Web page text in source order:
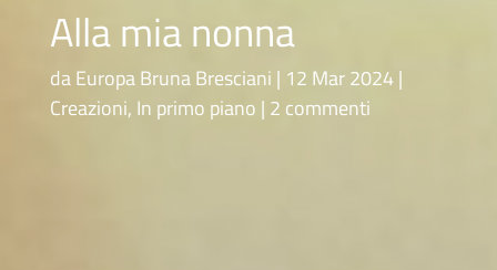
Alla mia nonna
daEuropa Bruna Bresciani 12 Mar 2024
Creazioni, In primo piano 2 commenti